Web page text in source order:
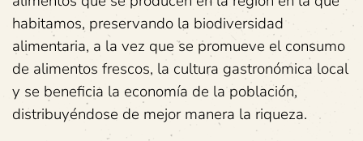
habitamos, preservando la biodiversidad
alimentaria, a la vez que se promueve el consumo
de alimentos frescos, la cultura gastronómica local
y se beneficia la economía de la población,
distribuyéndose de mejor manera la riqueza.